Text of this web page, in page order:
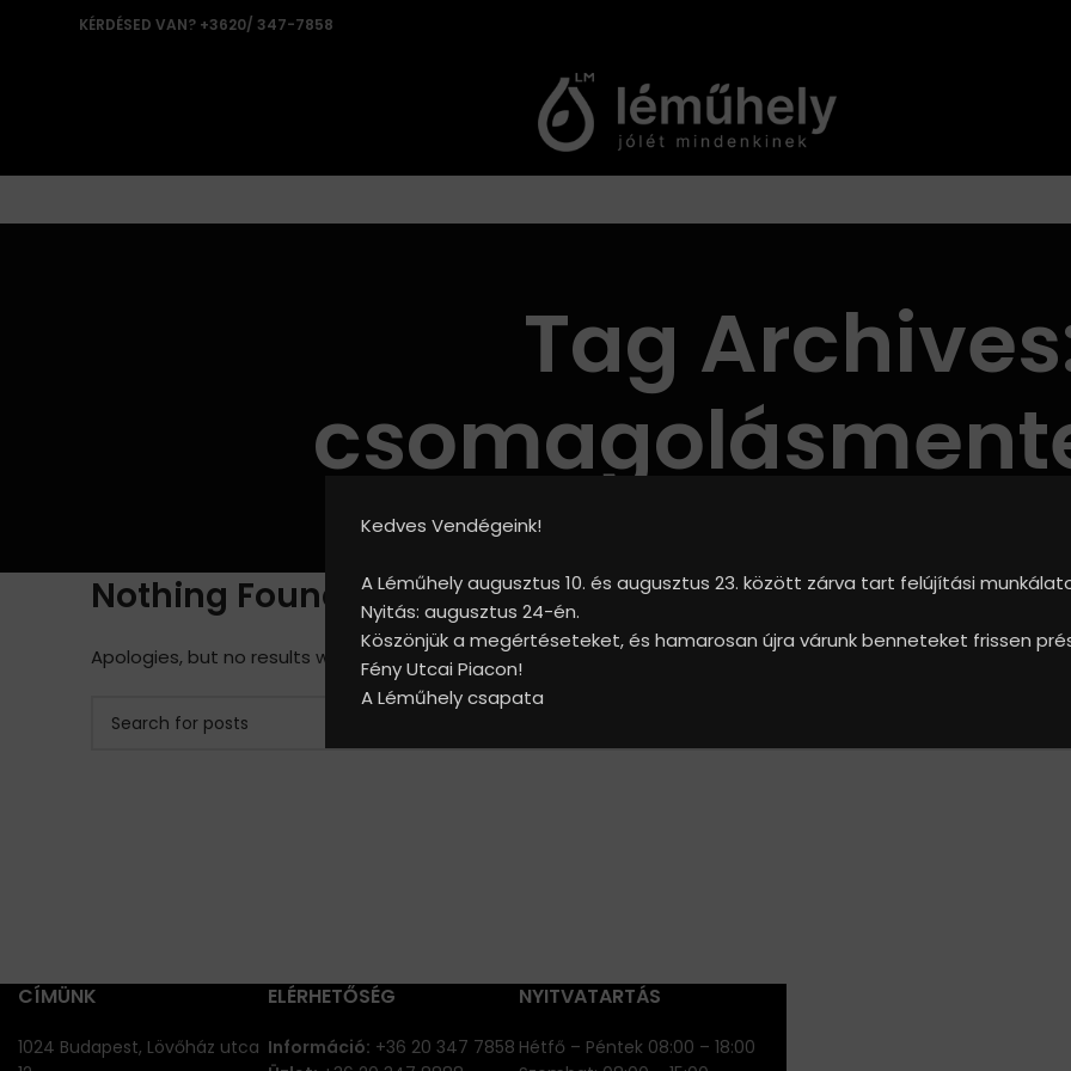
Kedves Vendégeink!
A Léműhely augusztus 10. és augusztus 23. között zárva tart felújítási
Nyitás: augusztus 24-én.
Köszönjük a megértéseteket, és hamarosan újra várunk benneteket frissen
Fény Utcai Piacon!
A Léműhely csapata
KÉRDÉSED VAN? +3620/ 347-7858
Tag
Nothing Found
Apologies, but no results were found. Perhaps searching will help find a related post.
CÍMÜNK
1024 Budapest, Lövőház utca
ELÉRHETŐSÉG
Információ: +36 20 347 7858
NYITVATARTÁS
Hétfő – Péntek 08:00 – 18:00